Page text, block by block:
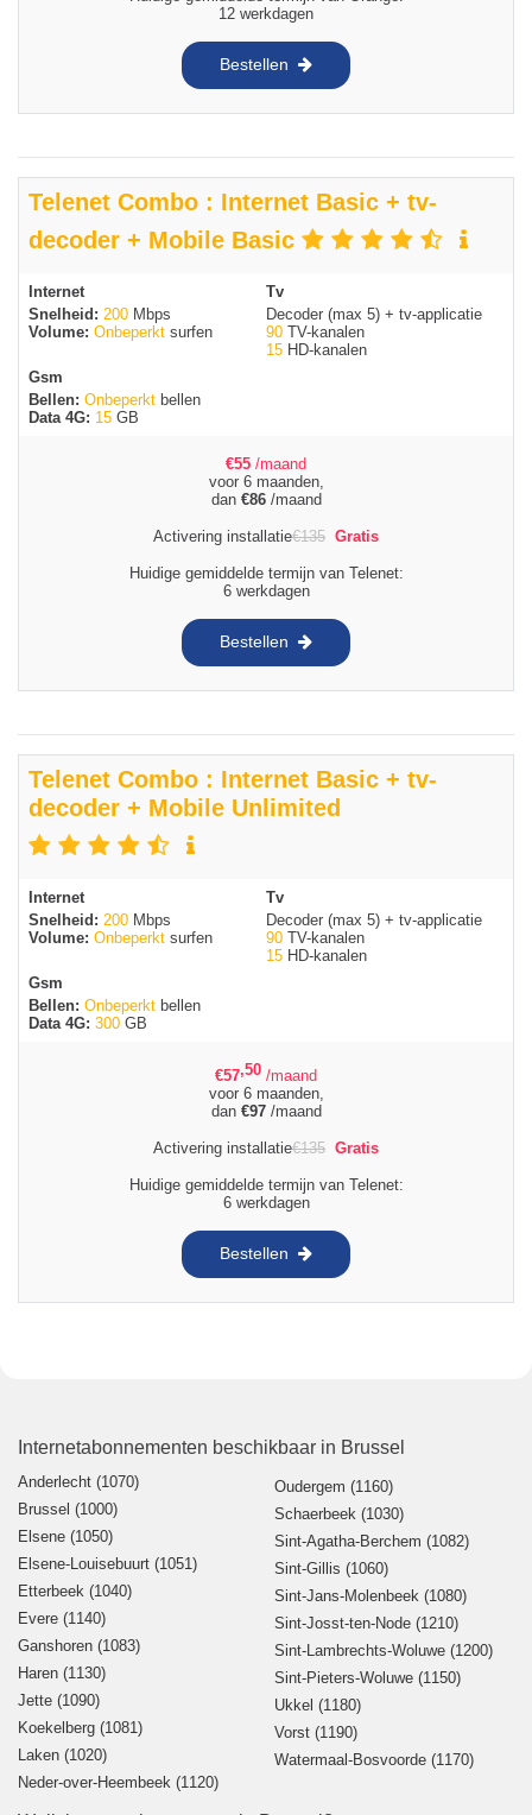
12 werkdagen
Bestellen
Telenet Combo : Internet Basic + tv-
decoder + Mobile Basic
Internet
Snelheid: 200 Mbps
Volume: Onbeperkt surfen
Tv
Decoder (max 5) + tv-applicatie
90 TV-kanalen
15 HD-kanalen
Gsm
Bellen: Onbeperkt bellen
Data 4G: 15 GB
€55 /maand
voor 6 maanden,
dan €86/maand
Activering installatie€135 Gratis
Huidige gemiddelde termijn van Telenet:
6 werkdagen
Bestellen
Telenet Combo : Internet Basic + tv-
decoder + Mobile Unlimited
Internet
Snelheid: 200 Mbps
Volume: Onbeperkt surfen
Tv
Decoder (max 5) + tv-applicatie
90 TV-kanalen
15 HD-kanalen
Gsm
Bellen: Onbeperkt bellen
Data 4G: 300 GB
€57,50 /maand
voor 6 maanden,
dan €97/maand
Activering installatie€135 Gratis
Huidige gemiddelde termijn van Telenet:
6 werkdagen
Bestellen
Internetabonnementen beschikbaar in Brussel
Anderlecht (1070)
Brussel (1000)
Elsene (1050)
Elsene-Louisebuurt (1051)
Etterbeek (1040)
Evere (1140)
Ganshoren (1083)
Haren (1130)
Jette (1090)
Koekelberg (1081)
Laken (1020)
Neder-over-Heembeek (1120)
Oudergem (1160)
Schaerbeek (1030)
Sint-Agatha-Berchem (1082)
Sint-Gillis (1060)
Sint-Jans-Molenbeek (1080)
Sint-Josst-ten-Node (1210)
Sint-Lambrechts-Woluwe (1200)
Sint-Pieters-Woluwe (1150)
Ukkel (1180)
Vorst (1190)
Watermaal-Bosvoorde (1170)